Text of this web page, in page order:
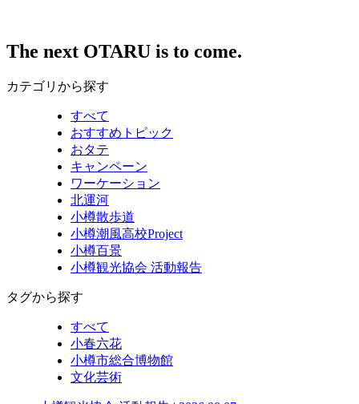
The next OTARU is to come.
カテゴリから探す
すべて
おすすめトピック
おタテ
キャンペーン
ワーケーション
北運河
小樽散歩道
小樽潮風高校Project
小樽百景
小樽観光協会 活動報告
タグから探す
すべて
小春六花
小樽市総合博物館
文化芸術